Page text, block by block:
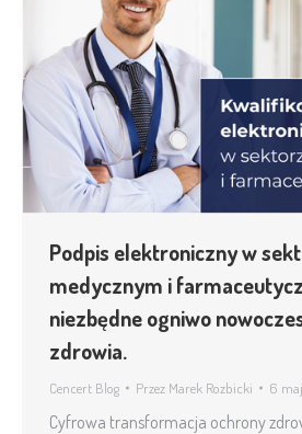
Podpis elektroniczny w
medycznym i
niezbędne ogniwo
zdrowia.
Cencert Blog Przez Marek Rozbicki 6
Cyfrowa transformacja ochrony